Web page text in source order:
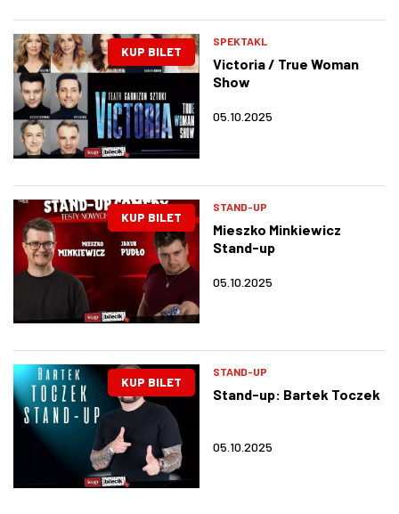
KUP BILET
SPEKTAKL
Victoria / True Woman
Show
05.10.2025
KUP BILET
STAND-UP
Mieszko Minkiewicz
Stand-up
05.10.2025
KUP BILET
STAND-UP
Stand-up: Bartek Toczek
05.10.2025